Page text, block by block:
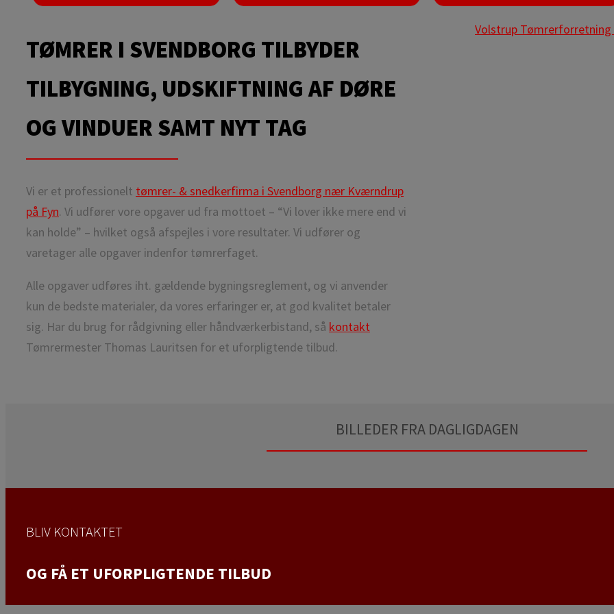
TØMRER I SVENDBORG TILBYDER
TILBYGNING, UDSKIFTNING AF DØRE
OG VINDUER SAMT NYT TAG
​Vi er et professionelt tømrer- & snedkerfirma i Svendborg nær Kværndrup
på Fyn. Vi udfører vore opgaver ud fra mottoet – “Vi lover ikke mere end vi
kan holde” – hvilket også afspejles i vore resultater. Vi udfører og
varetager alle opgaver indenfor tømrerfaget.
​Alle opgaver udføres iht. gældende bygningsreglement, og vi anvender
kun de bedste materialer, da vores erfaringer er, at god kvalitet betaler
sig. Har du brug for rådgivning eller håndværkerbistand, så kontakt
Tømrermester Thomas Lauritsen for et uforpligtende tilbud.
Volstrup Tømrerforretning
BILLEDER FRA DAGLIGDAGEN
BLIV KONTAKTET
OG FÅ ET UFORPLIGTENDE TILBUD